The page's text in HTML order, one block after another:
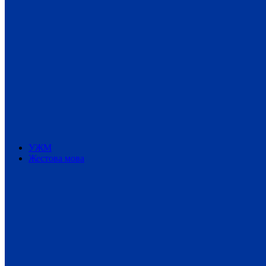
УЖМ
Жестова мова